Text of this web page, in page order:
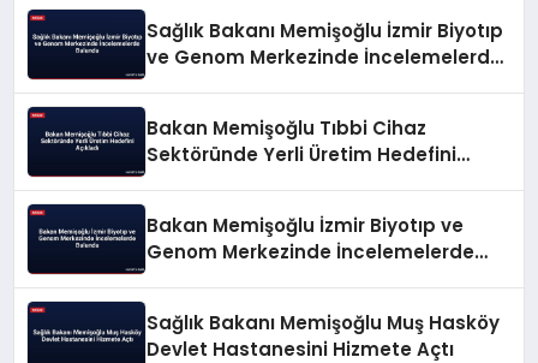
Sağlık Bakanı Memişoğlu İzmir Biyotıp
ve Genom Merkezinde İncelemelerde
Bakan Memişoğlu Tıbbi Cihaz
Sektöründe Yerli Üretim Hedefini
Bakan Memişoğlu İzmir Biyotıp ve
Genom Merkezinde İncelemelerde
Sağlık Bakanı Memişoğlu Muş Hasköy
Devlet Hastanesini Hizmete Açtı